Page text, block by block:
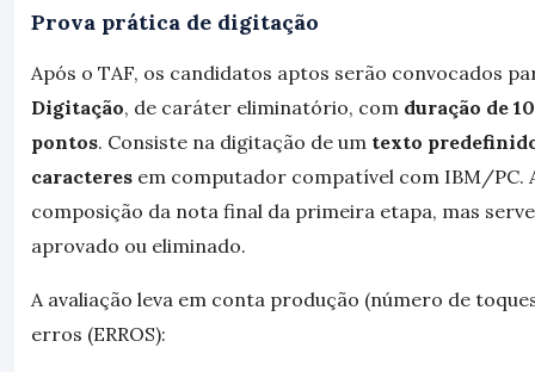
Prova prática de digitação
Após o TAF, os candidatos aptos serão convocados
Digitação, de caráter eliminatório, com duração de
pontos. Consiste na digitação de um texto
caracteres em computador compatível com IBM/PC.
composição da nota final da primeira etapa, mas
aprovado ou eliminado.
A avaliação leva em conta produção (número de
erros (ERROS):